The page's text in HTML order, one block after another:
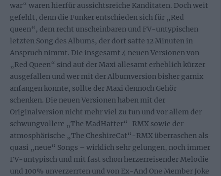
war“ waren hierfür aussichtsreiche Kanditaten. Doch weit
gefehlt, denn die Funker entschieden sich für „Red
queen“, dem recht unscheinbaren und FV-untypischen
letzten Song des Albums, der dort satte 12 Minuten in
Anspruch nimmt. Die insgesamt 4 neuen Versionen von
„Red Queen“ sind auf der Maxi allesamt erheblich kürzer
ausgefallen und wer mit der Albumversion bisher garnix
anfangen konnte, sollte der Maxi dennoch Gehör
schenken. Die neuen Versionen haben mit der
Originalversion nicht mehr viel zu tun und vor allem der
schwungvollere „The MadHatter“-RMX sowie der
atmosphärische „The CheshireCat“-RMX überraschen als
quasi „neue“ Songs – wirklich sehr gelungen, noch immer
FV-untypisch und mit fast schon herzerreisender Melodie
und 100% unverzerrten und von Ex-And One Member Joke